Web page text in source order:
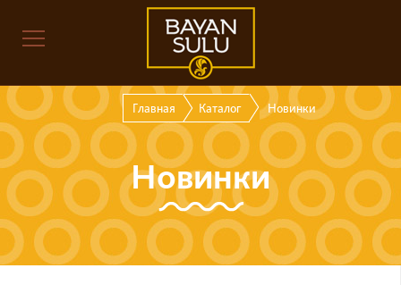
Главная Каталог Новинки
Новинки